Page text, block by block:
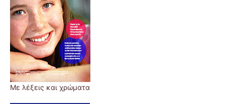
Με λέξεις και χρώματα